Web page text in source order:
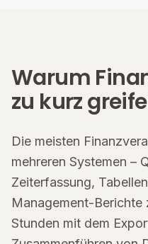
Warum
zu kurz
Die meisten
mehreren Systemen –
Zeiterfassung,
Management-Berichte
Stunden mit dem